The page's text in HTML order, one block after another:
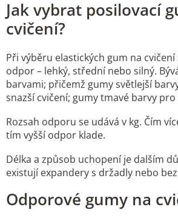
ý
s
u
Jak vybrat posilovací
cvičení?
Při výběru elastických gum na
odpor – lehký, střední nebo silný.
barvami; přičemž gumy světlejší
snazší cvičení; gumy tmavé barvy pro
Rozsah odporu se udává v kg. Čím
tím vyšší odpor klade.
Délka a způsob uchopení je dalším
existují expandery s držadly nebo
Odporové gumy na